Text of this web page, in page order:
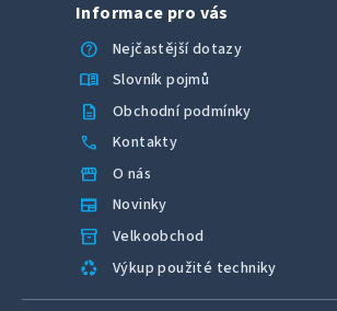
Informace pro vás
help
Nejčastější dotazy
menu_book Slovník pojmů
description Obchodní podmínky
call Kontakty
storefront O nás
newspaper Novinky
inventory_2 Velkoobchod
recycling Výkup použité techniky